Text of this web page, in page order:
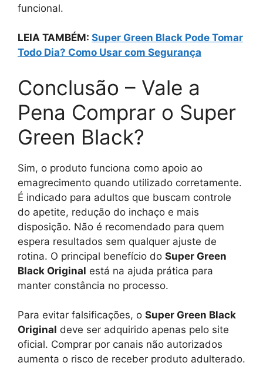
funcional.
LEIA TAMBÉM: Super Green Black Pode Tomar
Todo Dia? Como Usar com Segurança
Conclusão – Vale a
Pena Comprar o Super
Green Black?
Sim, o produto funciona como apoio ao
emagrecimento quando utilizado corretamente.
É indicado para adultos que buscam controle
do apetite, redução do inchaço e mais
disposição. Não é recomendado para quem
espera resultados sem qualquer ajuste de
rotina. O principal benefício do Super Green
Black Original está na ajuda prática para
manter constância no processo.
Para evitar falsificações, o Super Green Black
Original deve ser adquirido apenas pelo site
oficial. Comprar por canais não autorizados
aumenta o risco de receber produto adulterado.